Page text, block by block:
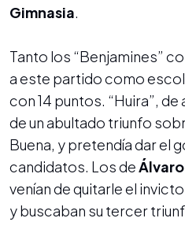
Gimnasia.
Tanto los “Benjamines”
a este partido como
con 14 puntos. “Huira”,
de un abultado triunfo
Buena, y pretendía dar el
candidatos. Los de
venían de quitarle el
y buscaban su tercer